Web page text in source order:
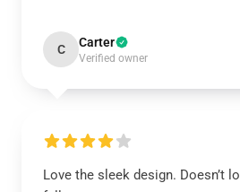
C Carter
Verified owner
Love the sleek design. Doesn’t